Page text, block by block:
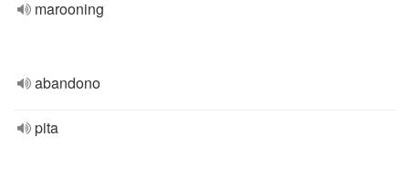
marooning
abandono
pita